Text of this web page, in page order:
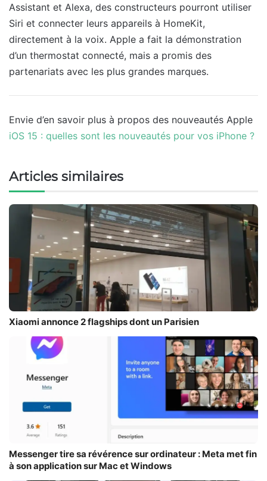
Assistant et Alexa, des constructeurs pourront utiliser
Siri et connecter leurs appareils à HomeKit,
directement à la voix. Apple a fait la démonstration
d’un thermostat connecté, mais a promis des
partenariats avec les plus grandes marques.
Envie d’en savoir plus à propos des nouveautés Apple
iOS 15 : quelles sont les nouveautés pour vos iPhone ?
Articles similaires
Xiaomi annonce 2 flagships dont un Parisien
Messenger tire sa révérence sur ordinateur : Meta met fin
à son application sur Mac et Windows